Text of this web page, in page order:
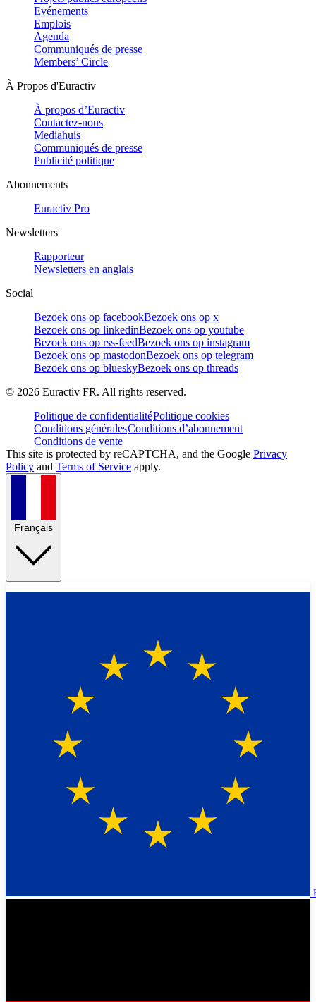
Evénements
Emplois
Agenda
Communiqués de presse
Members’ Circle
À Propos d'Euractiv
À propos d’Euractiv
Contactez-nous
Mediahuis
Communiqués de presse
Publicité politique
Abonnements
Euractiv Pro
Newsletters
Rapporteur
Newsletters en anglais
Social
Bezoek ons op facebookBezoek ons op x
Bezoek ons op linkedinBezoek ons op youtube
Bezoek ons op rss-feedBezoek ons op instagram
Bezoek ons op mastodonBezoek ons op telegram
Bezoek ons op blueskyBezoek ons op threads
© 2026 Euractiv FR. All rights reserved.
Politique de confidentialitéPolitique cookies
Conditions généralesConditions d’abonnement
Conditions de vente
This site is protected by reCAPTCHA, and the Google Privacy
Policy and Terms of Service apply.
Français